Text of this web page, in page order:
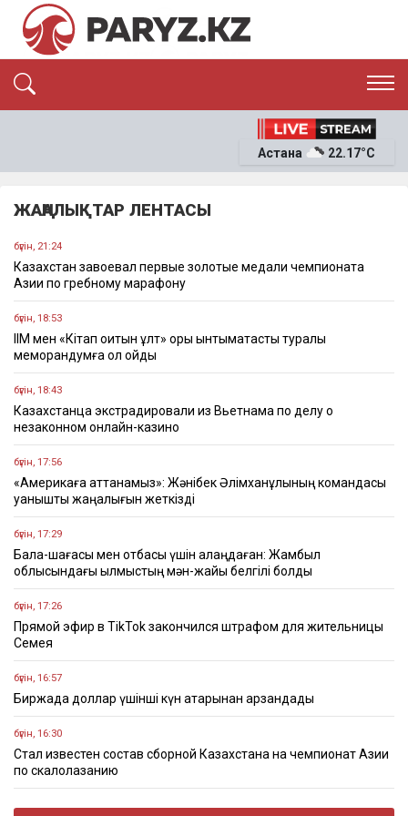
ЭКОНОМИКА
ОҚИҒА
Астана 22.17°C
ЖАҢАЛЫҚТАР ЛЕНТАСЫ
бүгін, 21:24
Казахстан завоевал первые золотые медали чемпионата
Азии по гребному марафону
бүгін, 18:53
ІІМ мен «Кітап оқитын ұлт» қоры ынтымақтастық туралы
меморандумға қол қойды
бүгін, 18:43
Казахстанца экстрадировали из Вьетнама по делу о
незаконном онлайн-казино
бүгін, 17:56
«Америкаға аттанамыз»: Жәнібек Әлімханұлының командасы
қуанышты жаңалығын жеткізді
бүгін, 17:29
Бала-шағасы мен отбасы үшін алаңдаған: Жамбыл
облысындағы қылмыстың мән-жайы белгілі болды
бүгін, 17:26
Прямой эфир в TikTok закончился штрафом для жительницы
Семея
бүгін, 16:57
Биржада доллар үшінші күн қатарынан арзандады
бүгін, 16:30
Стал известен состав сборной Казахстана на чемпионат Азии
по скалолазанию
бүгін, 16:22